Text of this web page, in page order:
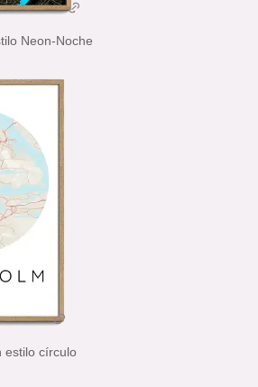
Neon-Noche
estilo círculo